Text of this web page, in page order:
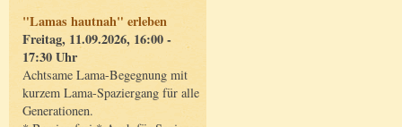
"Lamas hautnah" erleben
Freitag, 11.09.2026, 16:00 -
17:30 Uhr
Achtsame Lama-Begegnung mit
kurzem Lama-Spaziergang für alle
Generationen.